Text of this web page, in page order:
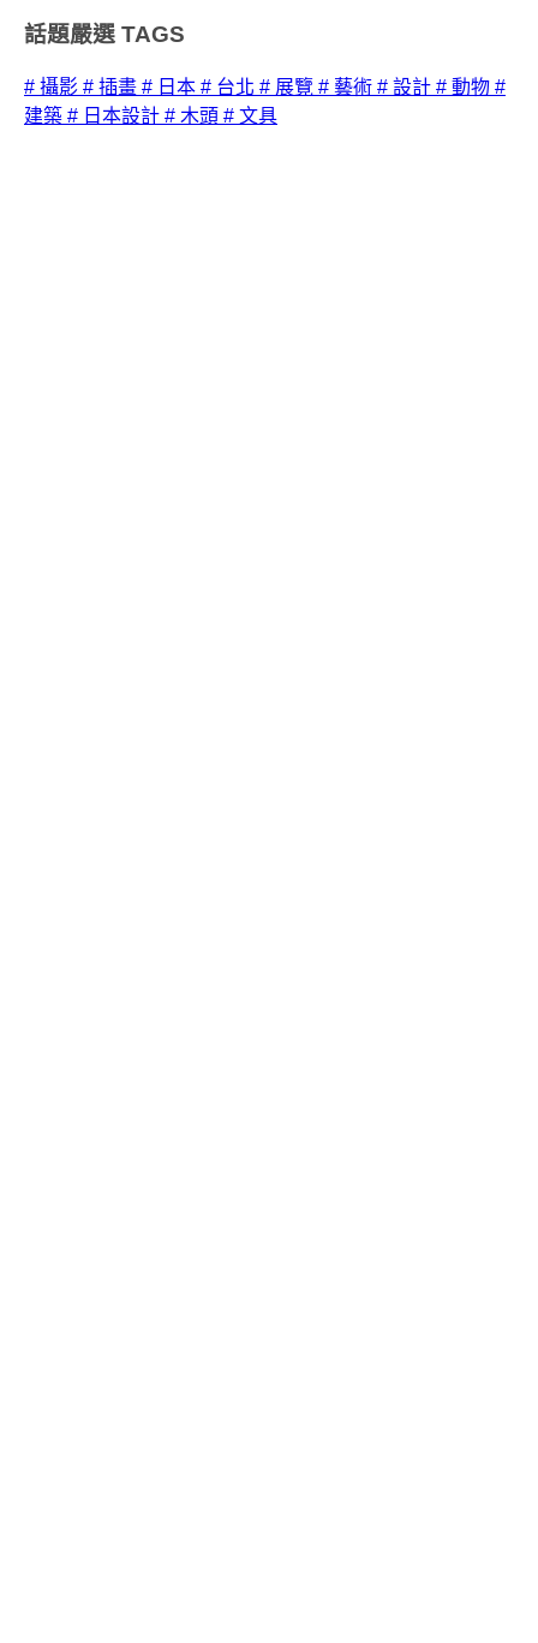
話題嚴選 TAGS
# 攝影 # 插畫 # 日本 # 台北 # 展覽 # 藝術 # 設計 # 動物 #
建築 # 日本設計 # 木頭 # 文具